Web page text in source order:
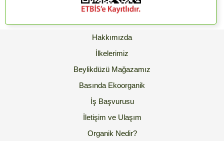
Hakkımızda
İlkelerimiz
Beylikdüzü Mağazamız
Basında Ekoorganik
İş Başvurusu
İletişim ve Ulaşım
Organik Nedir?